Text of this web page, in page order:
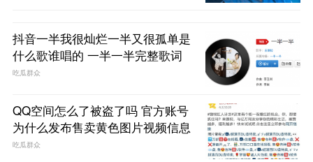
抖音一半我很灿烂一半又很孤单是
什么歌谁唱的 一半一半完整歌词
吃瓜群众
QQ空间怎么了被盗了吗 官方账号
为什么发布售卖黄色图片视频信息
吃瓜群众